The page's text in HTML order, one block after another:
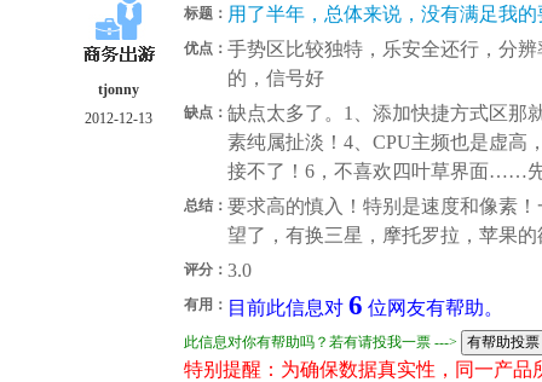
tjonny
2012-12-13
标题： 用了半年，总体来说，没有满足我的
优点： 手势区比较独特，乐安全还行，分
的，信号好
缺点： 缺点太多了。1、添加快捷方式区那
素纯属扯淡！4、CPU主频也是虚高
接不了！6，不喜欢四叶草界面……
总结： 要求高的慎入！特别是速度和像素
望了，有换三星，摩托罗拉，苹果的
评分： 3.0
有用： 目前此信息对 6 位网友有帮助。
此信息对你有帮助吗？若有请投我一票 --->
特别提醒：为确保数据真实性，同一产